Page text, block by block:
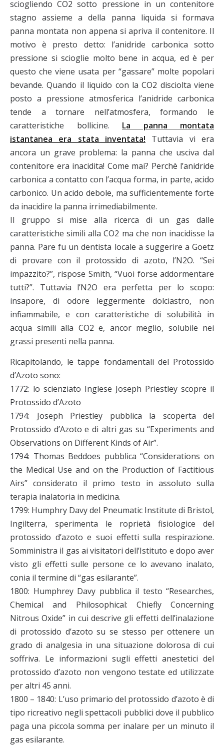
sciogliendo CO2 sotto pressione in un contenitore
stagno assieme a della panna liquida si formava
panna montata non appena si apriva il contenitore. Il
motivo è presto detto: l’anidride carbonica sotto
pressione si scioglie molto bene in acqua, ed è per
questo che viene usata per “gassare” molte popolari
bevande. Quando il liquido con la CO2 disciolta viene
posto a pressione atmosferica l’anidride carbonica
tende a tornare nell’atmosfera, formando le
caratteristiche bollicine. La panna montata
istantanea era stata inventata! Tuttavia vi era
ancora un grave problema: la panna che usciva dal
contenitore era inacidita! Come mai? Perchè l’anidride
carbonica a contatto con l’acqua forma, in parte, acido
carbonico. Un acido debole, ma sufficientemente forte
da inacidire la panna irrimediabilmente.
Il gruppo si mise alla ricerca di un gas dalle
caratteristiche simili alla CO2 ma che non inacidisse la
panna. Pare fu un dentista locale a suggerire a Goetz
di provare con il protossido di azoto, l’N2O. “Sei
impazzito?”, rispose Smith, “Vuoi forse addormentare
tutti?”. Tuttavia l’N2O era perfetta per lo scopo:
insapore, di odore leggermente dolciastro, non
infiammabile, e con caratteristiche di solubilità in
acqua simili alla CO2 e, ancor meglio, solubile nei
grassi presenti nella panna.
Ricapitolando, le tappe fondamentali del Protossido
d’Azoto sono:
1772: lo scienziato Inglese Joseph Priestley scopre il
Protossido d’Azoto
1794: Joseph Priestley pubblica la scoperta del
Protossido d’Azoto e di altri gas su “Experiments and
Observations on Different Kinds of Air”.
1794: Thomas Beddoes pubblica “Considerations on
the Medical Use and on the Production of Factitious
Airs” considerato il primo testo in assoluto sulla
terapia inalatoria in medicina.
1799: Humphry Davy del Pneumatic Institute di Bristol,
Ingilterra, sperimenta le roprietà fisiologice del
protossido d’azoto e suoi effetti sulla respirazione.
Somministra il gas ai visitatori dell’Istituto e dopo aver
visto gli effetti sulle persone ce lo avevano inalato,
conia il termine di “gas esilarante”.
1800: Humphrey Davy pubblica il testo “Researches,
Chemical and Philosophical: Chiefly Concerning
Nitrous Oxide” in cui descrive gli effetti dell’inalazione
di protossido d’azoto su se stesso per ottenere un
grado di analgesia in una situazione dolorosa di cui
soffriva. Le informazioni sugli effetti anestetici del
protossido d’azoto non vengono testate ed utilizzate
per altri 45 anni.
1800 – 1840: L’uso primario del protossido d’azoto è di
tipo ricreativo negli spettacoli pubblici dove il pubblico
paga una piccola somma per inalare per un minuto il
gas esilarante.